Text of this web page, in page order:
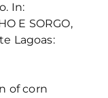
In:
E SORGO,
Lagoas:
of corn